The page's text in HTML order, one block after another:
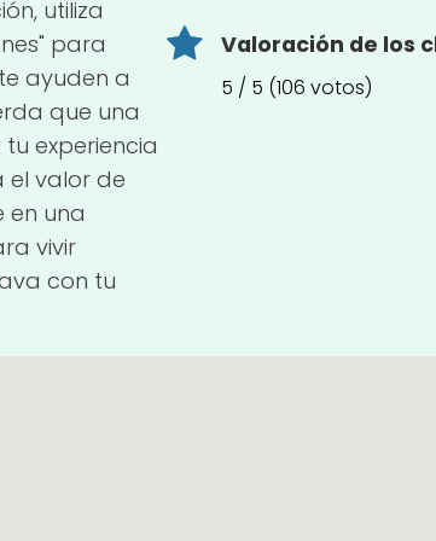
utiliza
para
ayuden a
que una
experiencia
el valor de
en una
vivir
con tu
Valoración de los
5 / 5 (106 votos)